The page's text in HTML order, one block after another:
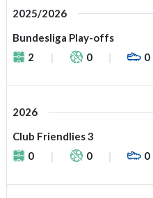
2025/2026
Bundesliga Play-offs
2
0 0
2026
Club Friendlies 3
0
0 0